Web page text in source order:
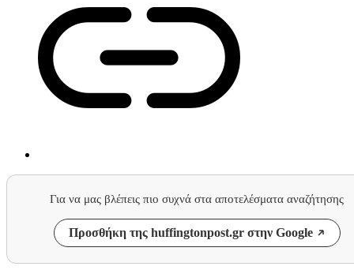
Για να μας βλέπεις πιο συχνά στα αποτελέσματα αναζήτησης
Προσθήκη της huffingtonpost.gr στην Google